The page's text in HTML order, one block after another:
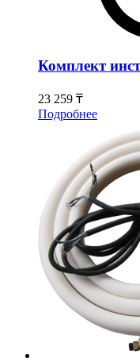
Комплект
23 259 ₸
Подробнее